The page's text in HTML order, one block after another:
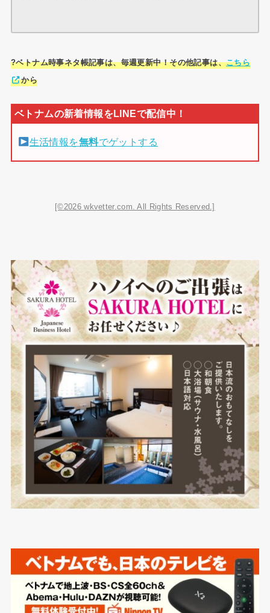
?ベトナム時事ネタ帳記事は、毎週更新中！その他記事は、こちら
から
生活情報を無料でゲットする
[©2026 wkvetter.com. All Rights Reserved.]